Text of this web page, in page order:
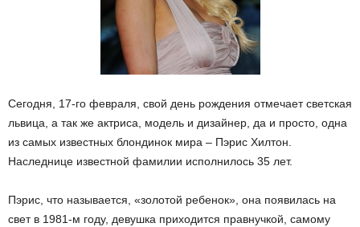
Сегодня, 17-го февраля, свой день рождения отмечает светская
львица, а так же актриса, модель и дизайнер, да и просто, одна
из самых известных блондинок мира – Пэрис Хилтон.
Наследнице известной фамилии исполнилось 35 лет.
Пэрис, что называется, «золотой ребенок», она появилась на
свет в 1981-м году, девушка приходится правнучкой, самому